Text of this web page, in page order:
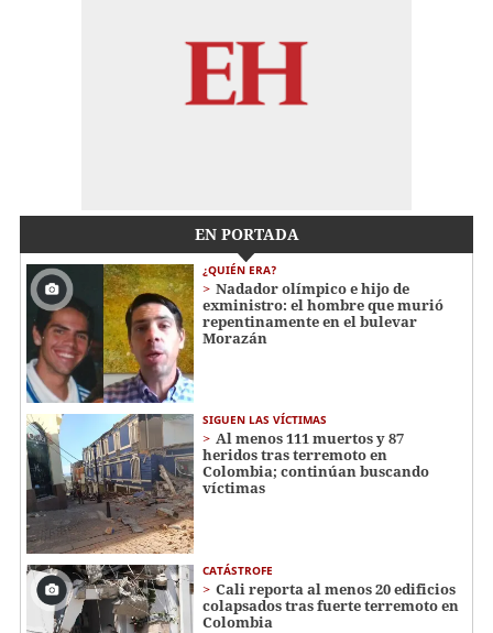
EN PORTADA
¿QUIÉN ERA?
Nadador olímpico e hijo de
exministro: el hombre que murió
repentinamente en el bulevar
Morazán
SIGUEN LAS VÍCTIMAS
Al menos 111 muertos y 87
heridos tras terremoto en
Colombia; continúan buscando
víctimas
CATÁSTROFE
Cali reporta al menos 20 edificios
colapsados tras fuerte terremoto en
Colombia